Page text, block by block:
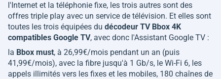
l'Internet et la téléphonie fixe, les trois autres sont des
offres triple play avec un service de télévision. Et elles sont
toutes les trois équipées du décodeur TV Bbox 4K
compatibles Google TV, avec donc l'Assistant Google TV :
la Bbox must, à 26,99€/mois pendant un an (puis
41,99€/mois), avec la fibre jusqu'à 1 Gb/s, le Wi-Fi 6, les
appels illimités vers les fixes et les mobiles, 180 chaînes de